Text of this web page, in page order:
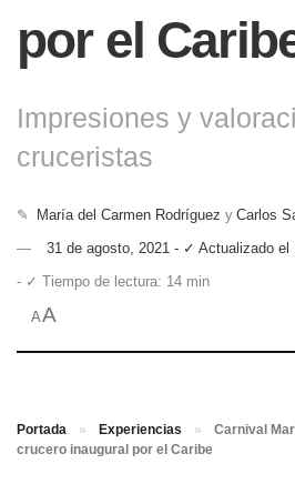
por el
Impresiones y
cruceristas
✎ María del Carmen Rodríguez y Carlos
31 de agosto, 2021 - ✓ Actualizado el
- ✓ Tiempo de lectura: 14 min
AA
Portada » Experiencias »
Carnival
crucero inaugural por el Caribe